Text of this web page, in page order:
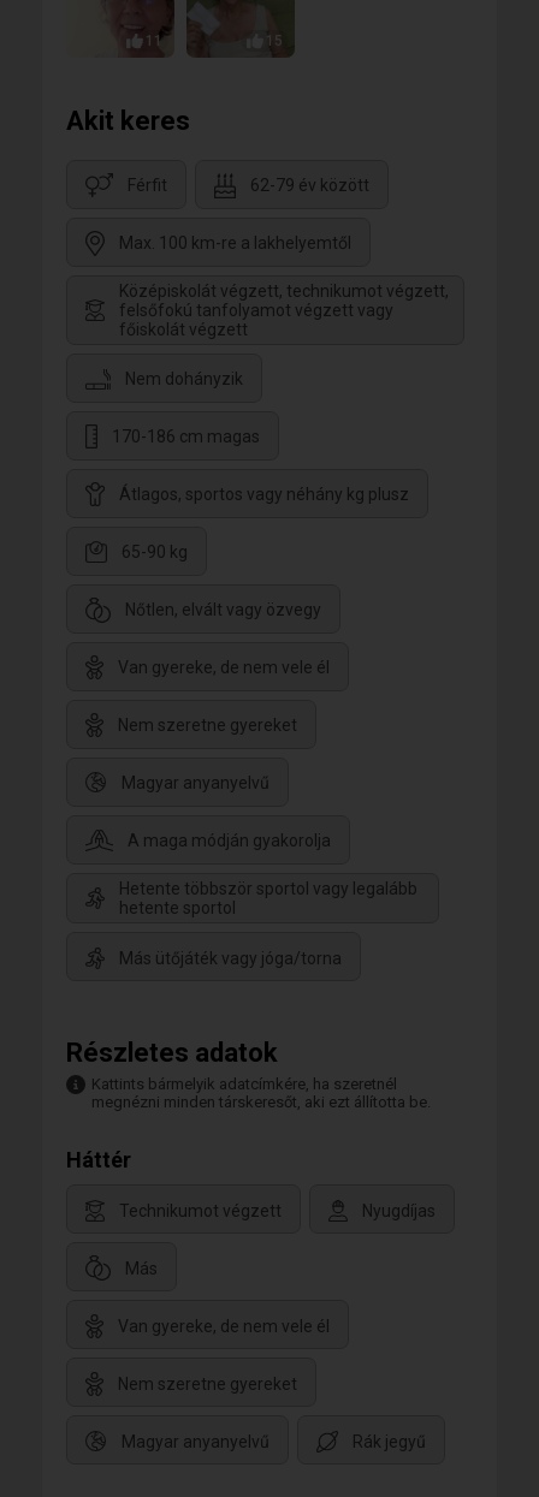
11 15
Akit keres
Férfit 62-79 év között
Max. 100 km-re a lakhelyemtől
Középiskolát végzett, technikumot végzett,
felsőfokú tanfolyamot végzett vagy
főiskolát végzett
Nem dohányzik
170-186 cm magas
Átlagos, sportos vagy néhány kg plusz
65-90 kg
Nőtlen, elvált vagy özvegy
Van gyereke, de nem vele él
Nem szeretne gyereket
Magyar anyanyelvű
A maga módján gyakorolja
Hetente többször sportol vagy legalább
hetente sportol
Más ütőjáték vagy jóga/torna
Részletes adatok
Kattints bármelyik adatcímkére, ha szeretnél
megnézni minden társkeresőt, aki ezt állította be.
Háttér
Technikumot végzett Nyugdíjas
Más
Van gyereke, de nem vele él
Nem szeretne gyereket
Magyar anyanyelvű Rák jegyű